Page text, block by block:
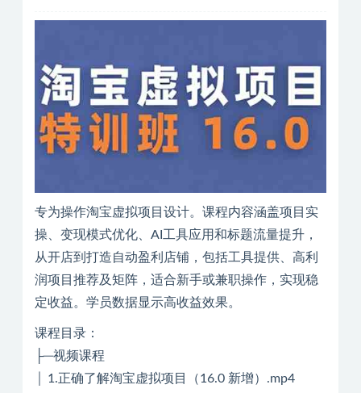
专为操作淘宝虚拟项目设计。课程内容涵盖项目实
操、变现模式优化、AI工具应用和标题流量提升，
从开店到打造自动盈利店铺，包括工具提供、高利
润项目推荐及矩阵，适合新手或兼职操作，实现稳
定收益。学员数据显示高收益效果。
课程目录：
├─视频课程
│ 1.正确了解淘宝虚拟项目（16.0 新增）.mp4